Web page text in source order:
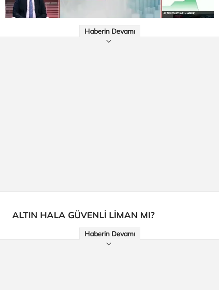
Haberin Devamı
ALTIN HALA GÜVENLİ LİMAN MI?
Haberin Devamı